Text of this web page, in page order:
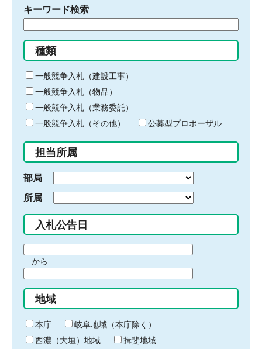
キーワード検索
る
キ
ー
ワ
ー
ド
入
力
種類
一般競争入札（建設工事）
一般競争入札（物品）
一般競争入札（業務委託）
一般競争入札（その他）
公募型プロポーザル
担当所属
部局
所属
入札公告日
間
始
り
から
間
終
わ
り
地域
本庁
岐阜地域（本庁除く）
西濃（大垣）地域
揖斐地域